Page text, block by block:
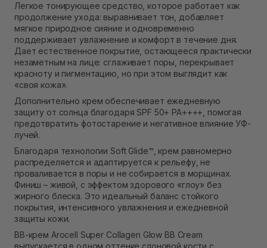
Самовывоз г. Ровно, ул. Кулика и Гудачека 23 (ТЦ
Экватор)
Нет в наличии!
Легкое тонирующее средство, которое работает как
продолжение ухода: выравнивает тон, добавляет
мягкое природное сияние и одновременно
поддерживает увлажнение и комфорт в течение дня.
Дает естественное покрытие, остающееся практически
незаметным на лице: сглаживает поры, перекрывает
красноту и пигментацию, но при этом выглядит как
«своя кожа».
Дополнительно крем обеспечивает ежедневную
защиту от солнца благодаря SPF 50+ PA++++, помогая
предотвратить фотостарение и негативное влияние УФ-
лучей.
Благодаря технологии Soft Glide™, крем равномерно
распределяется и адаптируется к рельефу, не
проваливается в поры и не собирается в морщинах.
Финиш – живой, с эффектом здорового «глоу» без
жирного блеска. Это идеальный баланс стойкого
покрытия, интенсивного увлажнения и ежедневной
защиты кожи.
ВВ-крем Arocell Super Collagen Glow BB Cream